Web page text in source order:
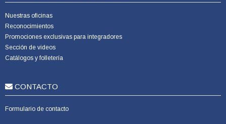
Nuestras oficinas
Reconocimientos
Promociones exclusivas para integradores
Sección de videos
Catálogos y folletería
CONTACTO
Formulario de contacto